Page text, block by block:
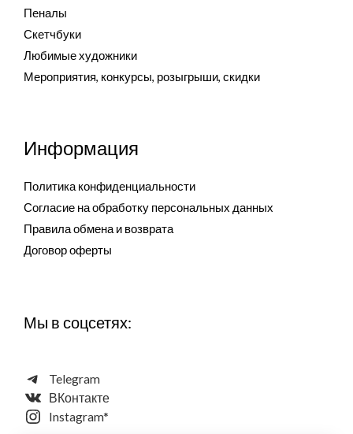
Пеналы
Скетчбуки
Любимые художники
Мероприятия, конкурсы, розыгрыши, скидки
Информация
Политика конфиденциальности
Согласие на обработку персональных данных
Правила обмена и возврата
Договор оферты
Мы в соцсетях:
Telegram
ВКонтакте
Instagram*